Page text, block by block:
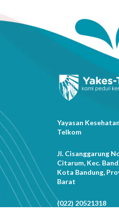
Yayasan
Telkom
Jl. Cisanggarung
Citarum, Kec.
Kota Bandung,
Barat
(022) 20521318